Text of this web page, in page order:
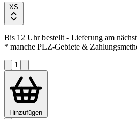
XS
Bis 12 Uhr bestellt- Lieferung am
* manche PLZ-Gebiete &
1
Hinzufügen